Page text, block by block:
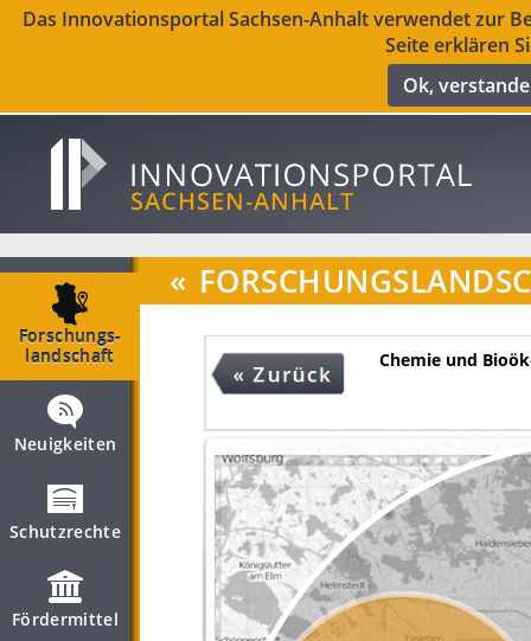
Das Innovationsportal Sachsen-Anhalt verwendet zur
Seite erklären
Ok,
Forschungs­
landschaft
Neuigkeiten
Schutzrechte
Fördermittel
«
Chemie und